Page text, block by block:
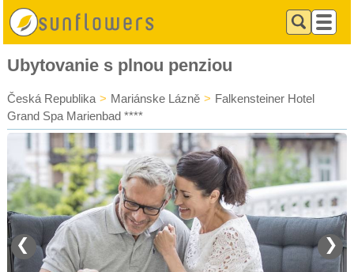
Ubytovanie s plnou penziou
Česká Republika > Mariánske Lázně > Falkensteiner Hotel
Grand Spa Marienbad ****
❮ ❯